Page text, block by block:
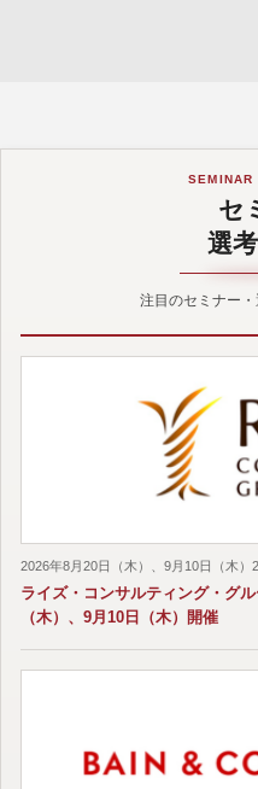
セ
選
注目のセミナー
2026年8月20日（木）、9月10日（木）
ライズ・コンサルティング・グ
（木）、9月10日（木）開催